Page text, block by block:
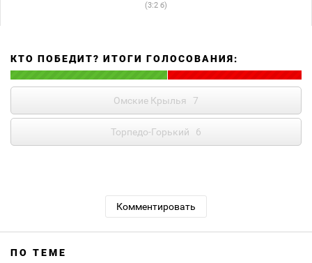
(3:2 б)
КТО ПОБЕДИТ? ИТОГИ ГОЛОСОВАНИЯ:
Омские Крылья 7
Торпедо-Горький 6
Комментировать
ПО ТЕМЕ